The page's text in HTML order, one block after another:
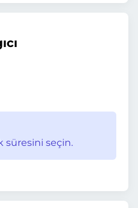
süresini seçin.